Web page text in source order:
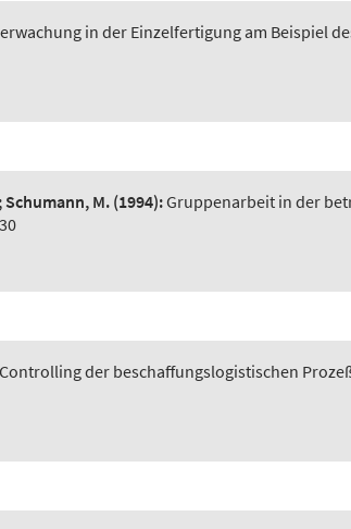
in der Einzelfertigung am Beispiel
Schumann, M.(1994):Gruppenarbeit in der
der beschaffungslogistischen